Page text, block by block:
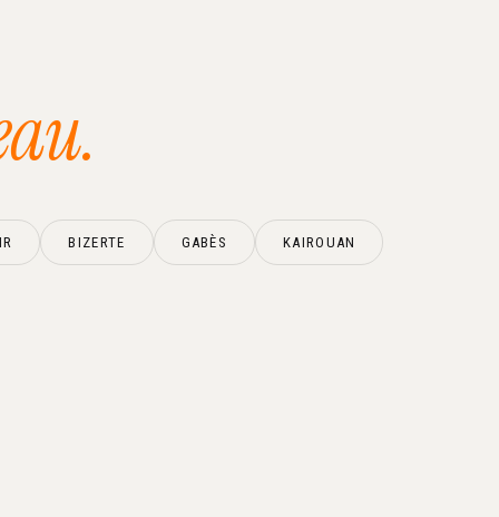
BIZERTE GABÈS KAIROUAN